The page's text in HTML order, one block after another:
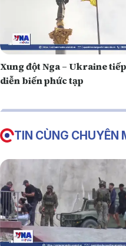
Xung đột Nga – Ukraine
diễn biến phức tạp
TIN CÙNG CHUYÊN